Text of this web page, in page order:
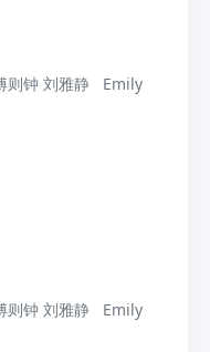
钟 刘雅静 Emily
钟 刘雅静 Emily